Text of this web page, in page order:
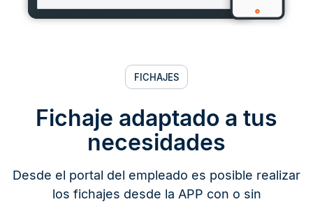
FICHAJES
Fichaje adaptado a tus
necesidades
Desde el portal del empleado es posible realizar
los fichajes desde la APP con o sin